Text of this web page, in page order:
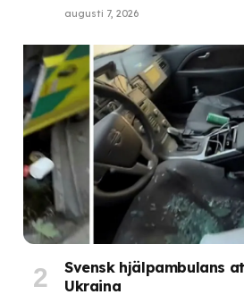
augusti 7, 2026
Svensk hjälpambulans
Ukraina